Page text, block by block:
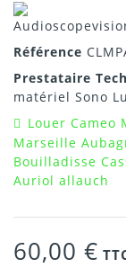
Référence
Prestataire
matériel Sono
Louer Cameo
Marseille
Bouilladisse
Auriol allauch
60,00 €